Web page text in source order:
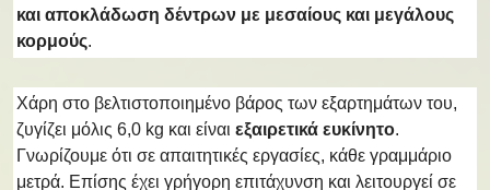
και αποκλάδωση δέντρων με μεσαίους και μεγάλους
κορμούς.
Χάρη στο βελτιστοποιημένο βάρος των εξαρτημάτων του,
ζυγίζει μόλις 6,0 kg και είναι εξαιρετικά ευκίνητο.
Γνωρίζουμε ότι σε απαιτητικές εργασίες, κάθε γραμμάριο
μετρά. Επίσης έχει γρήγορη επιτάχυνση και λειτουργεί σε